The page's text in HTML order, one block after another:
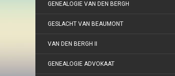
GENEALOGIE VAN DEN BERGH
GESLACHT VAN BEAUMONT
VAN DEN BERGH II
GENEALOGIE ADVOKAAT